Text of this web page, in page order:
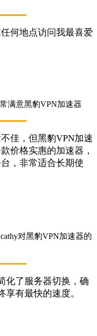
何地点访问我最喜爱
佳，但黑豹VPN加速
价格实惠的加速器，
，非常适合长期使
化了服务器切换，确
有最快的速度。